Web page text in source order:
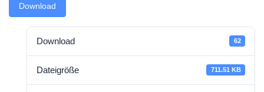
Download
Download 62
Dateigröße 711.51 KB